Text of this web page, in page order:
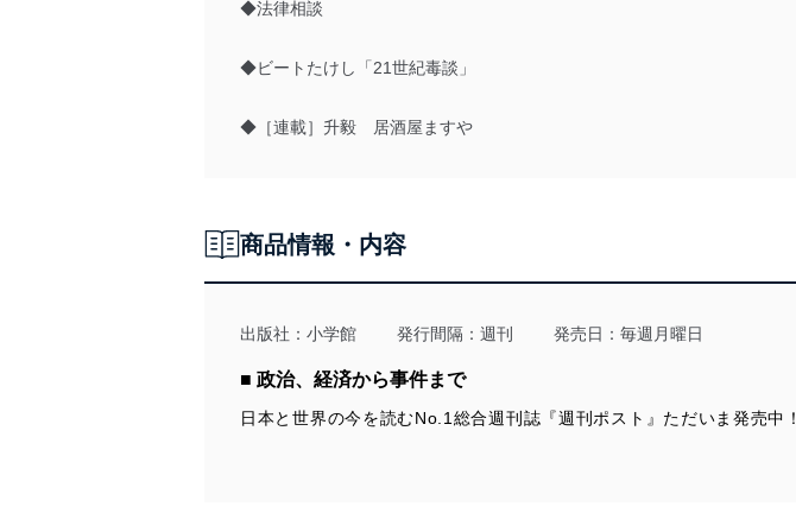
◆法律相談
◆ビートたけし「21世紀毒談」
◆［連載］升毅 居酒屋ますや
商品情報・内容
出版社： 小学館 発行間隔：週刊 発売日：毎週月曜日
■ 政治、経済から事件まで
日本と世界の今を読むNo.1総合週刊誌『週刊ポスト』ただいま発売中！